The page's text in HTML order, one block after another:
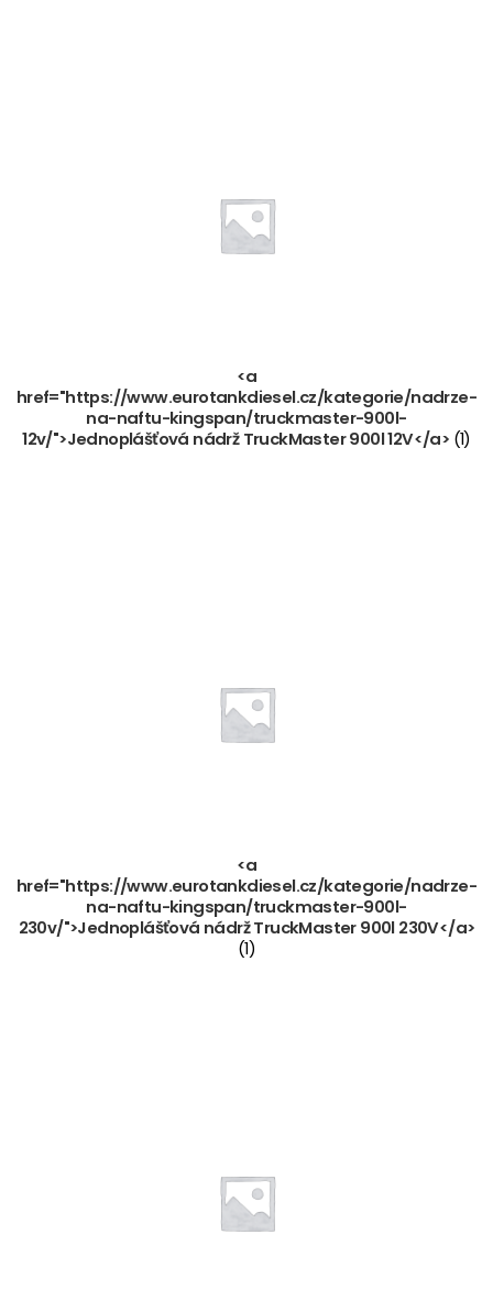
<a
href="https://www.eurotankdiesel.cz/kategorie/nadrze-
na-naftu-kingspan/truckmaster-900l-
12v/">Jednoplášťová nádrž TruckMaster 900l 12V</a> (1)
<a
href="https://www.eurotankdiesel.cz/kategorie/nadrze-
na-naftu-kingspan/truckmaster-900l-
230v/">Jednoplášťová nádrž TruckMaster 900l 230V</a>
(1)